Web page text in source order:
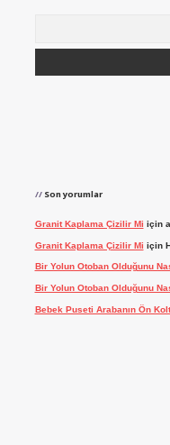
Son yorumlar
Granit Kaplama Çizilir Mi için
Granit Kaplama Çizilir Mi için
Bir Yolun Otoban Olduğunu
Bir Yolun Otoban Olduğunu
Bebek Puseti Arabanın Ön